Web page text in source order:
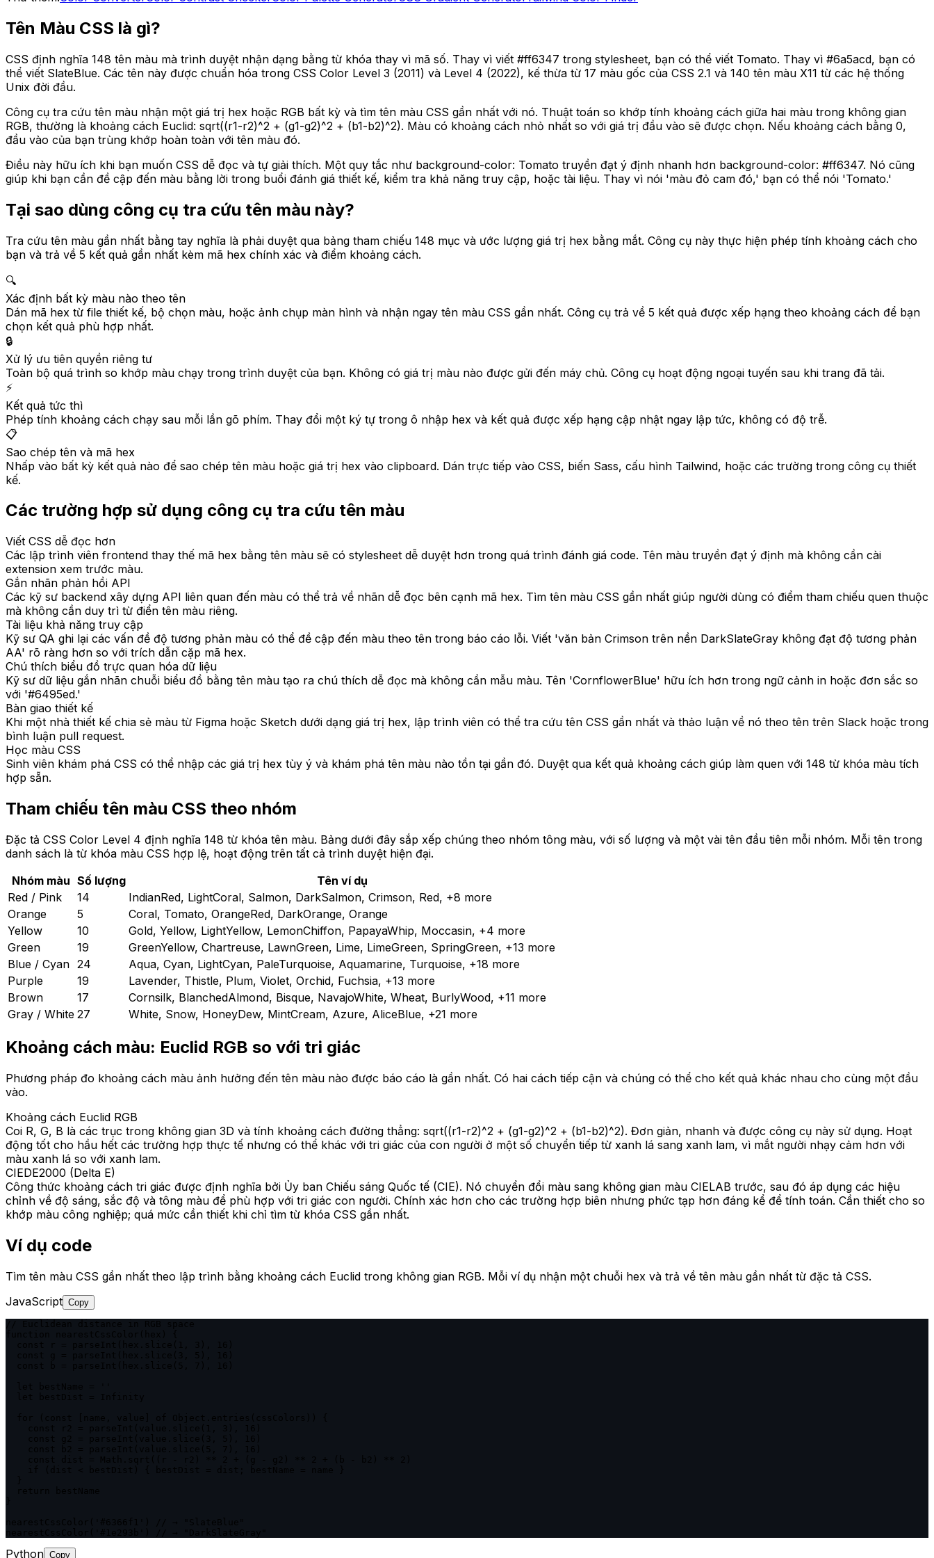
Tên Màu CSS là gì?
CSS định nghĩa 148 tên màu mà trình duyệt nhận dạng bằng từ khóa thay vì mã số. Thay vì viết #ff6347 trong stylesheet, bạn có thể viết Tomato. Thay vì #6a5acd, bạn có
thể viết SlateBlue. Các tên này được chuẩn hóa trong CSS Color Level 3 (2011) và Level 4 (2022), kế thừa từ 17 màu gốc của CSS 2.1 và 140 tên màu X11 từ các hệ thống
Unix đời đầu.
Công cụ tra cứu tên màu nhận một giá trị hex hoặc RGB bất kỳ và tìm tên màu CSS gần nhất với nó. Thuật toán so khớp tính khoảng cách giữa hai màu trong không gian
RGB, thường là khoảng cách Euclid: sqrt((r1-r2)^2 + (g1-g2)^2 + (b1-b2)^2). Màu có khoảng cách nhỏ nhất so với giá trị đầu vào sẽ được chọn. Nếu khoảng cách bằng 0,
đầu vào của bạn trùng khớp hoàn toàn với tên màu đó.
Điều này hữu ích khi bạn muốn CSS dễ đọc và tự giải thích. Một quy tắc như background-color: Tomato truyền đạt ý định nhanh hơn background-color: #ff6347. Nó cũng
giúp khi bạn cần đề cập đến màu bằng lời trong buổi đánh giá thiết kế, kiểm tra khả năng truy cập, hoặc tài liệu. Thay vì nói 'màu đỏ cam đó,' bạn có thể nói 'Tomato.'
Tại sao dùng công cụ tra cứu tên màu này?
Tra cứu tên màu gần nhất bằng tay nghĩa là phải duyệt qua bảng tham chiếu 148 mục và ước lượng giá trị hex bằng mắt. Công cụ này thực hiện phép tính khoảng cách cho
bạn và trả về 5 kết quả gần nhất kèm mã hex chính xác và điểm khoảng cách.
🔍
Xác định bất kỳ màu nào theo tên
Dán mã hex từ file thiết kế, bộ chọn màu, hoặc ảnh chụp màn hình và nhận ngay tên màu CSS gần nhất. Công cụ trả về 5 kết quả được xếp hạng theo khoảng cách để bạn
chọn kết quả phù hợp nhất.
🔒
Xử lý ưu tiên quyền riêng tư
Toàn bộ quá trình so khớp màu chạy trong trình duyệt của bạn. Không có giá trị màu nào được gửi đến máy chủ. Công cụ hoạt động ngoại tuyến sau khi trang đã tải.
⚡
Kết quả tức thì
Phép tính khoảng cách chạy sau mỗi lần gõ phím. Thay đổi một ký tự trong ô nhập hex và kết quả được xếp hạng cập nhật ngay lập tức, không có độ trễ.
📋
Sao chép tên và mã hex
Nhấp vào bất kỳ kết quả nào để sao chép tên màu hoặc giá trị hex vào clipboard. Dán trực tiếp vào CSS, biến Sass, cấu hình Tailwind, hoặc các trường trong công cụ thiết
kế.
Các trường hợp sử dụng công cụ tra cứu tên màu
Viết CSS dễ đọc hơn
Các lập trình viên frontend thay thế mã hex bằng tên màu sẽ có stylesheet dễ duyệt hơn trong quá trình đánh giá code. Tên màu truyền đạt ý định mà không cần cài
extension xem trước màu.
Gắn nhãn phản hồi API
Các kỹ sư backend xây dựng API liên quan đến màu có thể trả về nhãn dễ đọc bên cạnh mã hex. Tìm tên màu CSS gần nhất giúp người dùng có điểm tham chiếu quen thuộc
mà không cần duy trì từ điển tên màu riêng.
Tài liệu khả năng truy cập
Kỹ sư QA ghi lại các vấn đề độ tương phản màu có thể đề cập đến màu theo tên trong báo cáo lỗi. Viết 'văn bản Crimson trên nền DarkSlateGray không đạt độ tương phản
AA' rõ ràng hơn so với trích dẫn cặp mã hex.
Chú thích biểu đồ trực quan hóa dữ liệu
Kỹ sư dữ liệu gắn nhãn chuỗi biểu đồ bằng tên màu tạo ra chú thích dễ đọc mà không cần mẫu màu. Tên 'CornflowerBlue' hữu ích hơn trong ngữ cảnh in hoặc đơn sắc so
với '#6495ed.'
Bàn giao thiết kế
Khi một nhà thiết kế chia sẻ màu từ Figma hoặc Sketch dưới dạng giá trị hex, lập trình viên có thể tra cứu tên CSS gần nhất và thảo luận về nó theo tên trên Slack hoặc trong
bình luận pull request.
Học màu CSS
Sinh viên khám phá CSS có thể nhập các giá trị hex tùy ý và khám phá tên màu nào tồn tại gần đó. Duyệt qua kết quả khoảng cách giúp làm quen với 148 từ khóa màu tích
hợp sẵn.
Tham chiếu tên màu CSS theo nhóm
Đặc tả CSS Color Level 4 định nghĩa 148 từ khóa tên màu. Bảng dưới đây sắp xếp chúng theo nhóm tông màu, với số lượng và một vài tên đầu tiên mỗi nhóm. Mỗi tên trong
danh sách là từ khóa màu CSS hợp lệ, hoạt động trên tất cả trình duyệt hiện đại.
Nhóm màu Số lượng
Tên ví dụ
Red / Pink
14 IndianRed, LightCoral, Salmon, DarkSalmon, Crimson, Red, +8 more
Orange
5
Coral, Tomato, OrangeRed, DarkOrange, Orange
Yellow
10 Gold, Yellow, LightYellow, LemonChiffon, PapayaWhip, Moccasin, +4 more
Green
19 GreenYellow, Chartreuse, LawnGreen, Lime, LimeGreen, SpringGreen, +13 more
Blue / Cyan 24 Aqua, Cyan, LightCyan, PaleTurquoise, Aquamarine, Turquoise, +18 more
Purple
19 Lavender, Thistle, Plum, Violet, Orchid, Fuchsia, +13 more
Brown
17 Cornsilk, BlanchedAlmond, Bisque, NavajoWhite, Wheat, BurlyWood, +11 more
Gray / White 27 White, Snow, HoneyDew, MintCream, Azure, AliceBlue, +21 more
Khoảng cách màu: Euclid RGB so với tri giác
Phương pháp đo khoảng cách màu ảnh hưởng đến tên màu nào được báo cáo là gần nhất. Có hai cách tiếp cận và chúng có thể cho kết quả khác nhau cho cùng một đầu
vào.
Khoảng cách Euclid RGB
Coi R, G, B là các trục trong không gian 3D và tính khoảng cách đường thẳng: sqrt((r1-r2)^2 + (g1-g2)^2 + (b1-b2)^2). Đơn giản, nhanh và được công cụ này sử dụng. Hoạt
động tốt cho hầu hết các trường hợp thực tế nhưng có thể khác với tri giác của con người ở một số chuyển tiếp từ xanh lá sang xanh lam, vì mắt người nhạy cảm hơn với
màu xanh lá so với xanh lam.
CIEDE2000 (Delta E)
Công thức khoảng cách tri giác được định nghĩa bởi Ủy ban Chiếu sáng Quốc tế (CIE). Nó chuyển đổi màu sang không gian màu CIELAB trước, sau đó áp dụng các hiệu
chỉnh về độ sáng, sắc độ và tông màu để phù hợp với tri giác con người. Chính xác hơn cho các trường hợp biên nhưng phức tạp hơn đáng kể để tính toán. Cần thiết cho so
khớp màu công nghiệp; quá mức cần thiết khi chỉ tìm từ khóa CSS gần nhất.
Ví dụ code
Tìm tên màu CSS gần nhất theo lập trình bằng khoảng cách Euclid trong không gian RGB. Mỗi ví dụ nhận một chuỗi hex và trả về tên màu gần nhất từ đặc tả CSS.
JavaScript Copy
Python Copy